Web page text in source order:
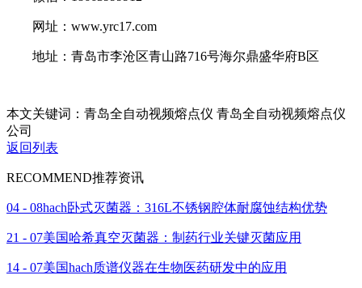
网址：www.yrc17.com
地址：青岛市李沧区青山路716号海尔鼎盛华府B区
本文关键词：青岛全自动视频熔点仪 青岛全自动视频熔点仪
公司
返回列表
RECOMMEND推荐资讯
04 - 08hach卧式灭菌器：316L不锈钢腔体耐腐蚀结构优势
21 - 07美国哈希真空灭菌器：制药行业关键灭菌应用
14 - 07美国hach质谱仪器在生物医药研发中的应用